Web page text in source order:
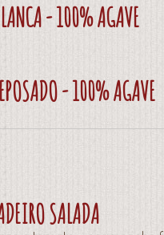
- 100% AGAVE
- 100% AGAVE
SALADA